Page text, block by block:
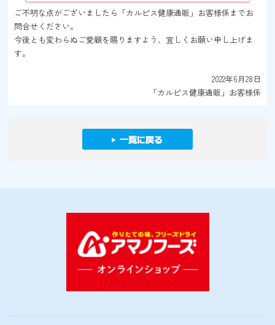
ご不明な点がございましたら「カルピス健康通販」お客様係までお
問合せください。
今後とも変わらぬご愛顧を賜りますよう、宜しくお願い申し上げま
す。
2022年6月28日
「カルピス健康通販」お客様係